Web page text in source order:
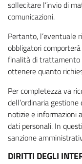
sollecitare l’invio di
comunicazioni.
Pertanto, l’eventuale
obbligatori
finalità di trattamento
ottenere quanto
Per completezza va
dell’ordinaria
notizie e informazioni
dati personali. In
sanzione
DIRITTI DEGLI